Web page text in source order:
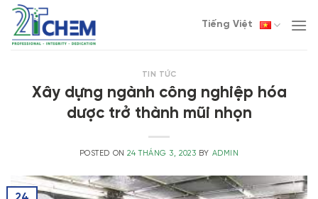
Skip
content
Tiếng Việt
TIN TỨC
Xây dựng ngành công nghiệp hóa
dược trở thành mũi nhọn
POSTED ON24 THÁNG 3, 2023 BY ADMIN